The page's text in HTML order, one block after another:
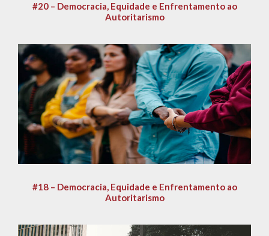
#20 – Democracia, Equidade e Enfrentamento ao
Autoritarismo
#18 – Democracia, Equidade e Enfrentamento ao
Autoritarismo